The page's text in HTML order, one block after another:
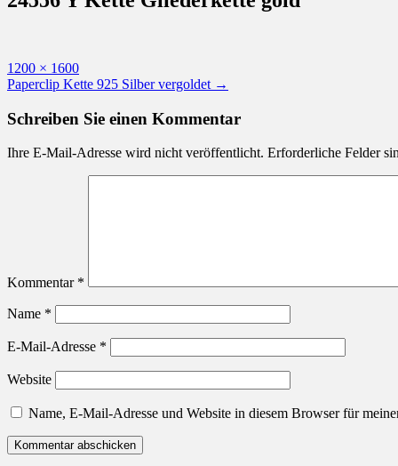
Originalgröße
1200 × 1600
Beitragsnavigation
Paperclip Kette 925 Silber vergoldet →
Schreiben Sie einen Kommentar
Ihre E-Mail-Adresse wird nicht veröffentlicht. Erforderliche Felder
Kommentar *
Name *
E-Mail-Adresse *
Website
Name, E-Mail-Adresse und Website in diesem Browser für